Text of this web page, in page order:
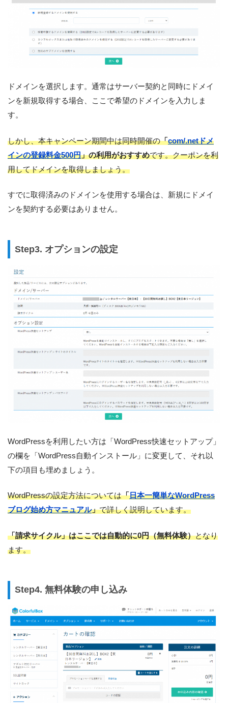
ドメインを選択します。通常はサーバー契約と同時にドメイ
ンを新規取得する場合、ここで希望のドメインを入力しま
す。
しかし、本キャンペーン期間中は同時開催の「com/.netドメ
インの登録料金500円」の利用がおすすめです。クーポンを利
用してドメインを取得しましょう。
すでに取得済みのドメインを使用する場合は、新規にドメイ
ンを契約する必要はありません。
Step3. オプションの設定
WordPressを利用したい方は「WordPress快速セットアップ」
の欄を「WordPress自動インストール」に変更して、それ以
下の項目も埋めましょう。
WordPressの設定方法については「日本一簡単なWordPress
ブログ始め方マニュアル」で詳しく説明しています。
「請求サイクル」はここでは自動的に0円（無料体験）となり
ます。
Step4. 無料体験の申し込み